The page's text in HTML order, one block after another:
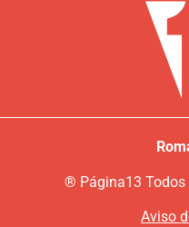
® Página13 Todos
Aviso